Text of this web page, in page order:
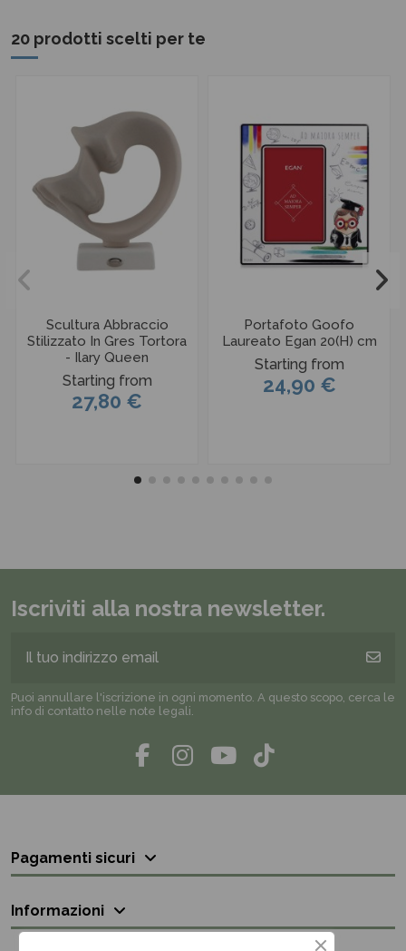
20 prodotti scelti per te
Scultura Abbraccio
Stilizzato In Gres Tortora
- Ilary Queen
Starting from
27,80 €
Portafoto Goofo
Laureato Egan 20(H) cm
Starting from
24,90 €
Iscriviti alla nostra newsletter.
Puoi annullare l'iscrizione in ogni momento. A questo scopo, cerca le
info di contatto nelle note legali.
Pagamenti sicuri
Informazioni